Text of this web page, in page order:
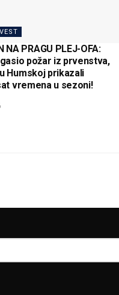
NA PRAGU PLEJ-OFA:
požar iz prvenstva,
Humskoj prikazali
vremena u sezoni!